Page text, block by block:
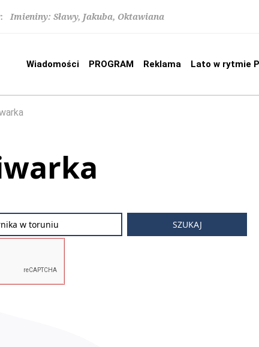
Imieniny: Sławy, Jakuba, Oktawiana
Wiadomości PROGRAM Reklama Lato w rytmie